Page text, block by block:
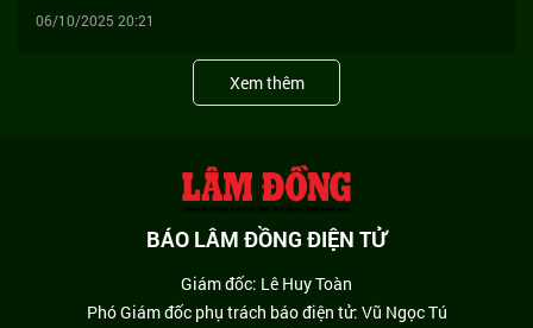
06/10/2025 20:21
Xem thêm
BÁO LÂM ĐỒNG ĐIỆN TỬ
Giám đốc: Lê Huy Toàn
Phó Giám đốc phụ trách báo điện tử: Vũ Ngọc Tú